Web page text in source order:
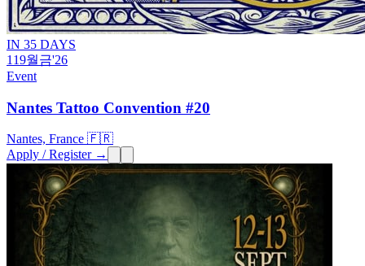
IN 35 DAYS
119월금'26
Event
Nantes Tattoo Convention #20
Nantes, France 🇫🇷
Apply / Register →